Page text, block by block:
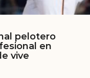
pelotero
en
vive